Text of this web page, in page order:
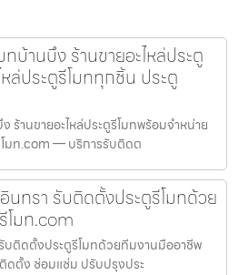
ทบ้านบึง ร้านขายอะไหล่ประตู
ล่ประตูรีโมททุกชิ้น ประตู
ร้านขายอะไหล่ประตูรีโมทพร้อมจำหน่าย
โมท.com — บริการรับติดต
นทรา รับติดตั้งประตูรีโมทด้วย
โมท.com
บติดตั้งประตูรีโมทด้วยทีมงานมืออาชีพ
ดตั้ง ซ่อมแซ่ม ปรับปรุงประ